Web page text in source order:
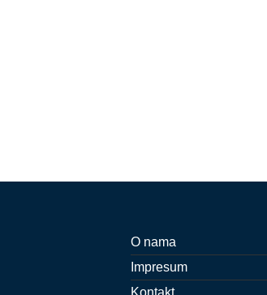
O nama
Impresum
Kontakt